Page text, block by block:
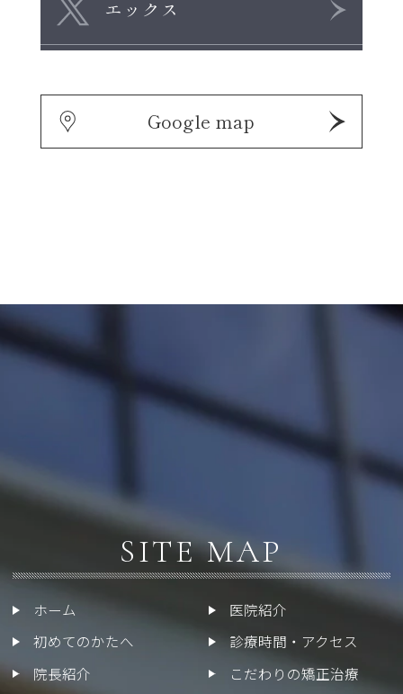
エックス
Google map
SITE MAP
ホーム
医院紹介
初めてのかたへ
診療時間・アクセス
院長紹介
こだわりの矯正治療